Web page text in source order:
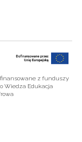
z funduszy
Wiedza Edukacja